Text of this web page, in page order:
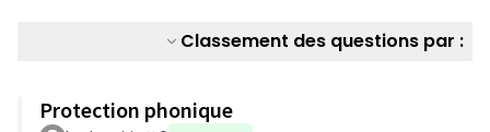
Classement des questions par :
Protection phonique